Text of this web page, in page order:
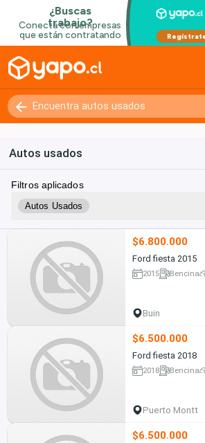
Autos usados
Filtros aplicados
Autos Usados
$6.800.000
Ford fiesta 2015
2015 Bencina
Buin
$6.500.000
Ford fiesta 2018
2018 Bencina
Puerto Montt
$6.500.000